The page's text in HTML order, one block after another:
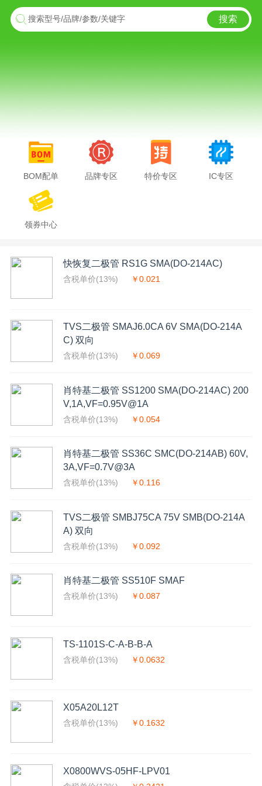
搜索型号/品牌/参数/关键字 搜索
BOM配单 品牌专区 特价专区 IC专区
领券中心
快恢复二极管 RS1G SMA(DO-214AC)
含税单价(13%) ￥0.021
TVS二极管 SMAJ6.0CA 6V SMA(DO-214A
C) 双向
含税单价(13%) ￥0.069
肖特基二极管 SS1200 SMA(DO-214AC) 200
V,1A,VF=0.95V@1A
含税单价(13%) ￥0.054
肖特基二极管 SS36C SMC(DO-214AB) 60V,
3A,VF=0.7V@3A
含税单价(13%) ￥0.116
TVS二极管 SMBJ75CA 75V SMB(DO-214A
A) 双向
含税单价(13%) ￥0.092
肖特基二极管 SS510F SMAF
含税单价(13%) ￥0.087
TS-1101S-C-A-B-B-A
含税单价(13%) ￥0.0632
X05A20L12T
含税单价(13%) ￥0.1632
X0800WVS-05HF-LPV01